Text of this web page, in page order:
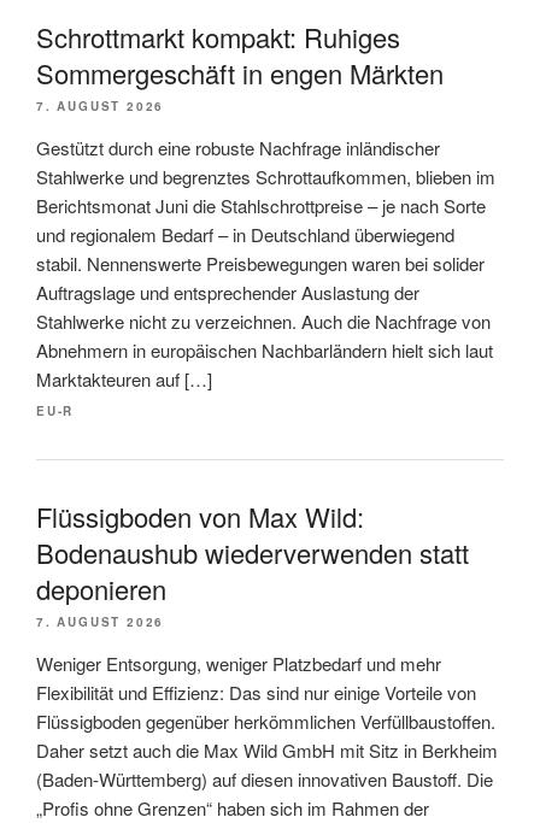
Schrottmarkt kompakt: Ruhiges
Sommergeschäft in engen Märkten
7. AUGUST 2026
Gestützt durch eine robuste Nachfrage inländischer
Stahlwerke und begrenztes Schrottaufkommen, blieben im
Berichtsmonat Juni die Stahlschrottpreise – je nach Sorte
und regionalem Bedarf – in Deutschland überwiegend
stabil. Nennenswerte Preisbewegungen waren bei solider
Auftragslage und entsprechender Auslastung der
Stahlwerke nicht zu verzeichnen. Auch die Nachfrage von
Abnehmern in europäischen Nachbarländern hielt sich laut
Marktakteuren auf […]
EU-R
Flüssigboden von Max Wild:
Bodenaushub wiederverwenden statt
deponieren
7. AUGUST 2026
Weniger Entsorgung, weniger Platzbedarf und mehr
Flexibilität und Effizienz: Das sind nur einige Vorteile von
Flüssigboden gegenüber herkömmlichen Verfüllbaustoffen.
Daher setzt auch die Max Wild GmbH mit Sitz in Berkheim
(Baden-Württemberg) auf diesen innovativen Baustoff. Die
„Profis ohne Grenzen“ haben sich im Rahmen der